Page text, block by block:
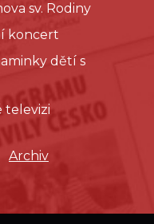
sv. Rodiny
koncert
dětí s
televizi
Archiv